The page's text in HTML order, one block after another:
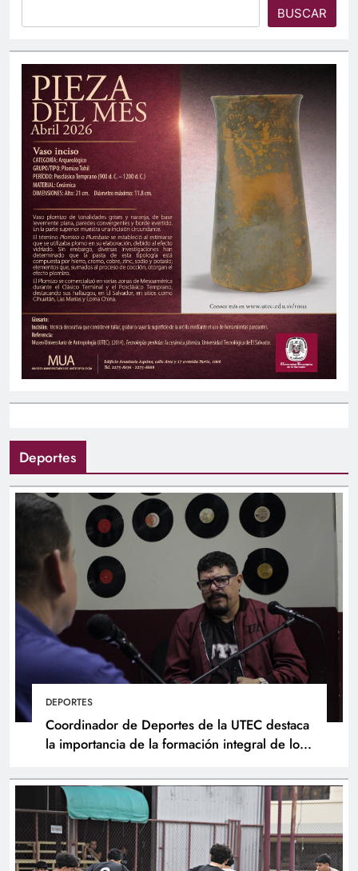
BUSCAR
Deportes
DEPORTES
Coordinador de Deportes de la UTEC destaca
la importancia de la formación integral de los